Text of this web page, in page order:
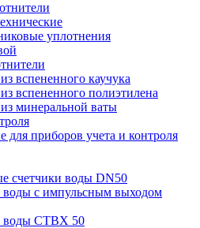
уплотнения
вспененного каучука
вспененного полиэтилена
минеральной ваты
приборов учета и контроля
счетчики воды DN50
воды с импульсным выходом
воды СТВХ 50